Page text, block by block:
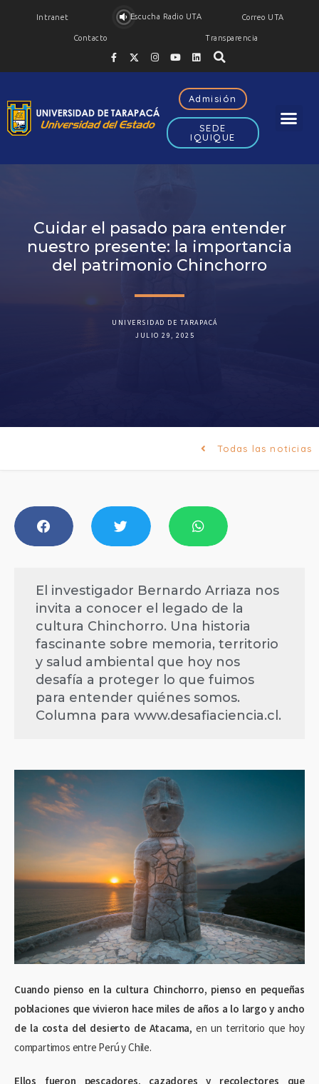
Intranet Escucha Radio UTA Correo UTA
Contacto Transparencia
Admisión
SEDE
IQUIQUE
Cuidar el pasado para entender
nuestro presente: la importancia
del patrimonio Chinchorro
UNIVERSIDAD DE TARAPACÁ
JULIO 29, 2025
Todas las noticias
El investigador Bernardo Arriaza nos
invita a conocer el legado de la
cultura Chinchorro. Una historia
fascinante sobre memoria, territorio
y salud ambiental que hoy nos
desafía a proteger lo que fuimos
para entender quiénes somos.
Columna para www.desafiaciencia.cl.
Cuando pienso en la cultura Chinchorro, pienso en pequeñas
poblaciones que vivieron hace miles de años a lo largo y ancho
de la costa del desierto de Atacama, en un territorio que hoy
compartimos entre Perú y Chile.
Ellos fueron pescadores, cazadores y recolectores que